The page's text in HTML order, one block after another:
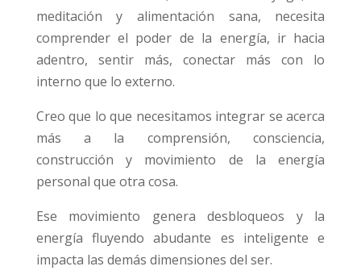
meditación y alimentación sana, necesita
comprender el poder de la energía, ir hacia
adentro, sentir más, conectar más con lo
interno que lo externo.
Creo que lo que necesitamos integrar se acerca
más a la comprensión, consciencia,
construcción y movimiento de la energía
personal que otra cosa.
Ese movimiento genera desbloqueos y la
energía fluyendo abudante es inteligente e
impacta las demás dimensiones del ser.